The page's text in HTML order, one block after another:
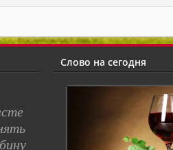
Слово на сегодня